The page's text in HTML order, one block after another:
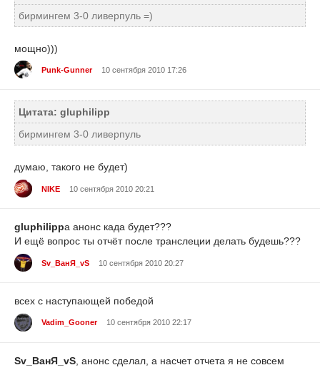
бирмингем 3-0 ливерпуль =)
мощно)))
Punk-Gunner 10 сентября 2010 17:26
Цитата: gluphilipp
бирмингем 3-0 ливерпуль
думаю, такого не будет)
NIKE 10 сентября 2010 20:21
gluphilippа анонс када будет???
И ещё вопрос ты отчёт после транслеции делать будешь???
Sv_ВанЯ_vS 10 сентября 2010 20:27
всех с наступающей победой
Vadim_Gooner 10 сентября 2010 22:17
Sv_ВанЯ_vS , анонс сделал, а насчет отчета я не совсем